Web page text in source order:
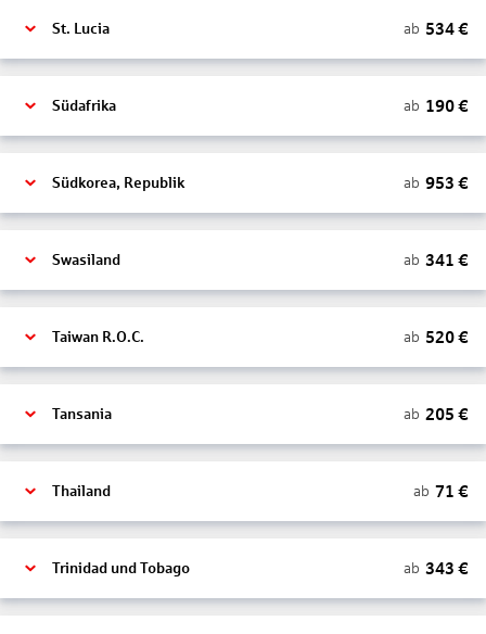
St. Lucia ab 534€
Südafrika ab 190€
Südkorea, Republik ab 953 €
Swasiland ab 341 €
Taiwan R.O.C. ab 520€
Tansania ab 205 €
Thailand ab 71 €
Trinidad und Tobago ab 343 €